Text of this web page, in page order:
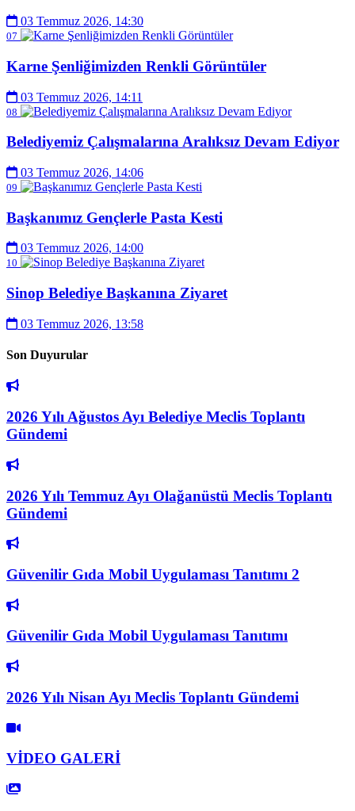
03 Temmuz 2026, 14:30
07
Karne Şenliğimizden Renkli Görüntüler
03 Temmuz 2026, 14:11
08
Belediyemiz Çalışmalarına Aralıksız Devam Ediyor
03 Temmuz 2026, 14:06
09
Başkanımız Gençlerle Pasta Kesti
03 Temmuz 2026, 14:00
10
Sinop Belediye Başkanına Ziyaret
03 Temmuz 2026, 13:58
Son Duyurular
2026 Yılı Ağustos Ayı Belediye Meclis Toplantı
Gündemi
2026 Yılı Temmuz Ayı Olağanüstü Meclis Toplantı
Gündemi
Güvenilir Gıda Mobil Uygulaması Tanıtımı 2
Güvenilir Gıda Mobil Uygulaması Tanıtımı
2026 Yılı Nisan Ayı Meclis Toplantı Gündemi
VİDEO GALERİ